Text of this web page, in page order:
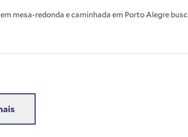
mesa-redonda e caminhada em Porto Alegre